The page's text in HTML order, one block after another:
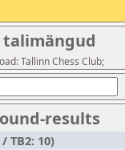
talimängud
Tallinn Chess Club;
results
TB2: 10)